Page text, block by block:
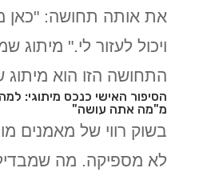
את אותה תחושה: "כאן
ויכול לעזור לי." מיתוג
התחושה הזו הוא מיתוג
הסיפור האישי כנכס מיתוגי:
מ"מה אתה עושה"
בשוק רווי של מאמנים
לא מספיקה. מה